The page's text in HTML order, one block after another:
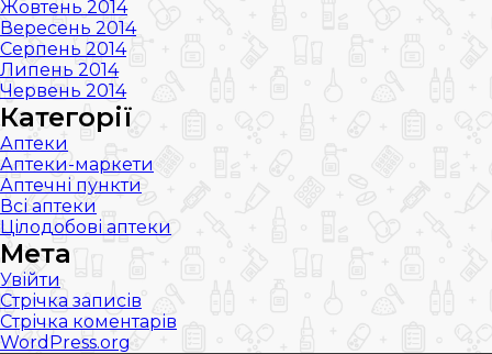
Жовтень 2014
Вересень 2014
Серпень 2014
Липень 2014
Червень 2014
Категорії
Аптеки
Аптеки-маркети
Аптечні пункти
Всі аптеки
Цілодобові аптеки
Мета
Увійти
Стрічка записів
Стрічка коментарів
WordPress.org